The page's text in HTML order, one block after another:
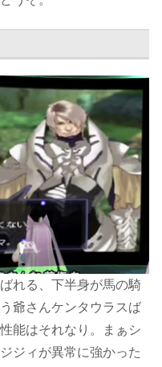
れる、下半身が馬の騎
爺さんケンタウラスば
能はそれなり。まぁシ
ジィが異常に強かった